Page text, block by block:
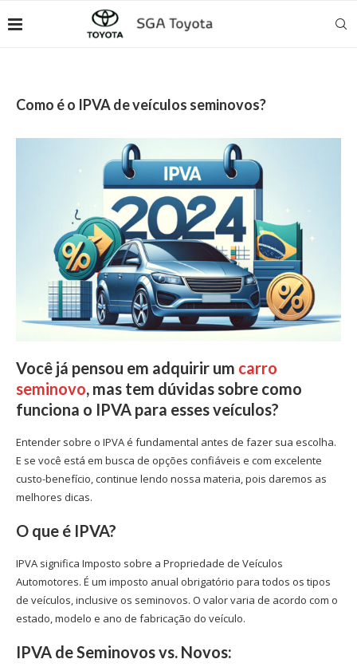
Como é o IPVA de veículos seminovos?
Você já pensou em adquirir um carro
seminovo, mas tem dúvidas sobre como
funciona o IPVA para esses veículos?
Entender sobre o IPVA é fundamental antes de fazer sua escolha.
E se você está em busca de opções confiáveis e com excelente
custo-benefício, continue lendo nossa materia, pois daremos as
melhores dicas.
O que é IPVA?
IPVA significa Imposto sobre a Propriedade de Veículos
Automotores. É um imposto anual obrigatório para todos os tipos
de veículos, inclusive os seminovos. O valor varia de acordo com o
estado, modelo e ano de fabricação do veículo.
IPVA de Seminovos vs. Novos: